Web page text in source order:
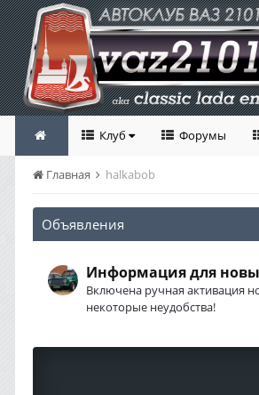
Клуб Форумы
Главная halkabob
Объявления
Информация для
Включена ручная активация
некоторые неудобства!